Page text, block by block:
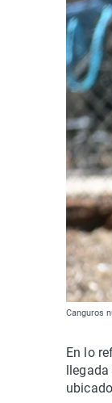
Canguros
En lo
llegada